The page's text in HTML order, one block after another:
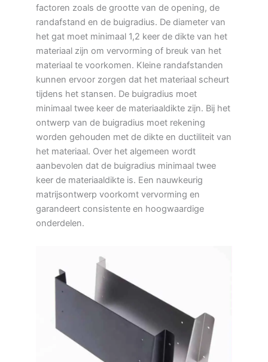
factoren zoals de grootte van de opening, de
randafstand en de buigradius. De diameter van
het gat moet minimaal 1,2 keer de dikte van het
materiaal zijn om vervorming of breuk van het
materiaal te voorkomen. Kleine randafstanden
kunnen ervoor zorgen dat het materiaal scheurt
tijdens het stansen. De buigradius moet
minimaal twee keer de materiaaldikte zijn. Bij het
ontwerp van de buigradius moet rekening
worden gehouden met de dikte en ductiliteit van
het materiaal. Over het algemeen wordt
aanbevolen dat de buigradius minimaal twee
keer de materiaaldikte is. Een nauwkeurig
matrijsontwerp voorkomt vervorming en
garandeert consistente en hoogwaardige
onderdelen.